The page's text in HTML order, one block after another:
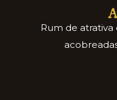
Rum de